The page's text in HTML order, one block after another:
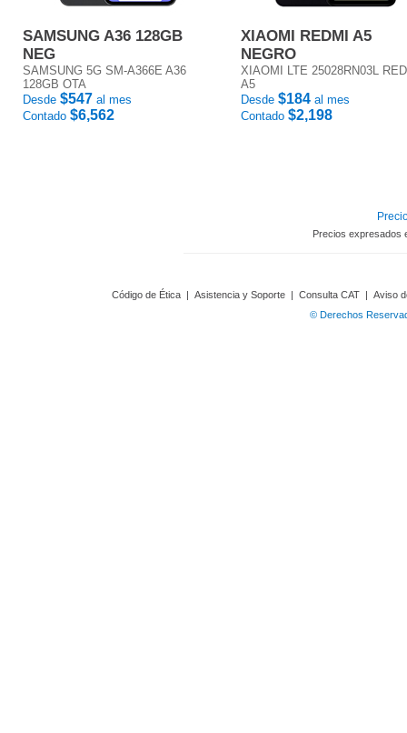
SAMSUNG A36 128GB
NEG
SAMSUNG 5G SM-A366E A36
128GB OTA
Desde $547 al mes
Contado $6,562
XIAOMI REDMI A5
NEGRO
XIAOMI LTE 25028RN03L
A5
Desde $184 al mes
Contado $2,198
Precios expresados
Código de Ética | Asistencia y Soporte | Consulta CAT | Aviso
© Derechos